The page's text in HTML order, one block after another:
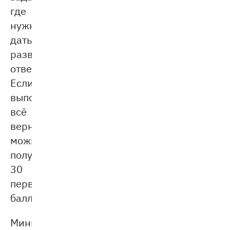
где
нужно
дать
развёрнутый
ответ.
Если
выполнить
всё
верно,
можно
получить
30
первичных
баллов.
Минимальный